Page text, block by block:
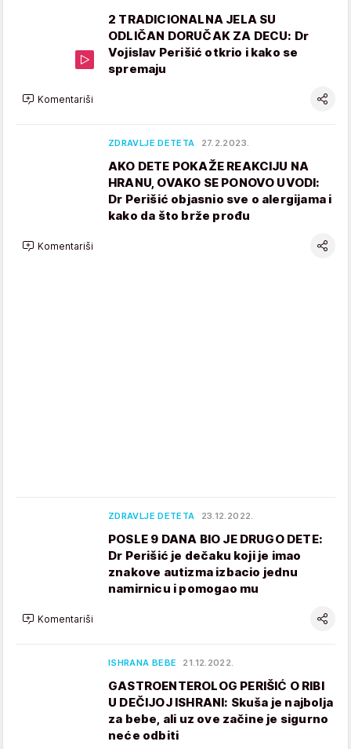
2 TRADICIONALNA JELA SU
ODLIČAN DORUČAK ZA DECU: Dr
Vojislav Perišić otkrio i kako se
spremaju
Komentariši
ZDRAVLJE DETETA 27.2.2023.
AKO DETE POKAŽE REAKCIJU NA
HRANU, OVAKO SE PONOVO UVODI:
Dr Perišić objasnio sve o alergijama i
kako da što brže prođu
Komentariši
ZDRAVLJE DETETA 23.12.2022.
POSLE 9 DANA BIO JE DRUGO DETE:
Dr Perišić je dečaku koji je imao
znakove autizma izbacio jednu
namirnicu i pomogao mu
Komentariši
ISHRANA BEBE 21.12.2022.
GASTROENTEROLOG PERIŠIĆ O RIBI
U DEČIJOJ ISHRANI: Skuša je najbolja
za bebe, ali uz ove začine je sigurno
neće odbiti